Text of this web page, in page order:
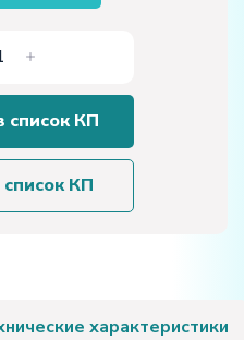
список КП
КП
характеристики